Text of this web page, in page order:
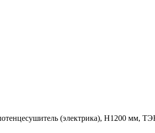
(электрика), H1200 мм,